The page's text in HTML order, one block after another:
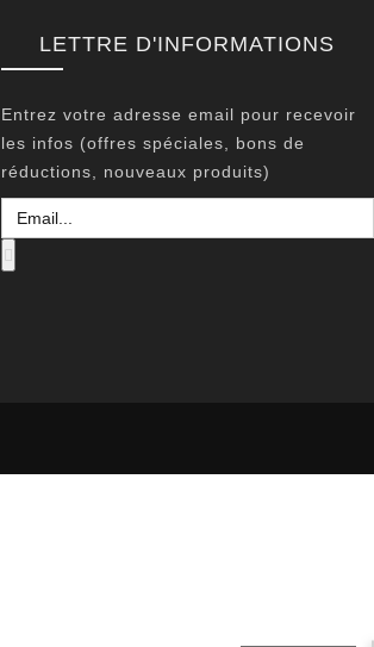
LETTRE D'INFORMATIONS
Entrez votre adresse email pour recevoir
les infos (offres spéciales, bons de
réductions, nouveaux produits)